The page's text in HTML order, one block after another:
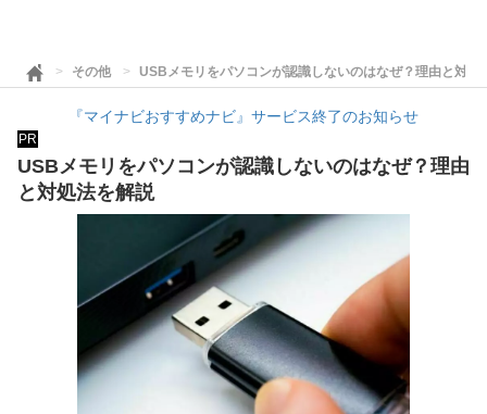
その他 USBメモリをパソコンが認識しないのはなぜ？理由と対処
『マイナビおすすめナビ』サービス終了のお知らせ
PR
USBメモリをパソコンが認識しないのはなぜ？理由
と対処法を解説